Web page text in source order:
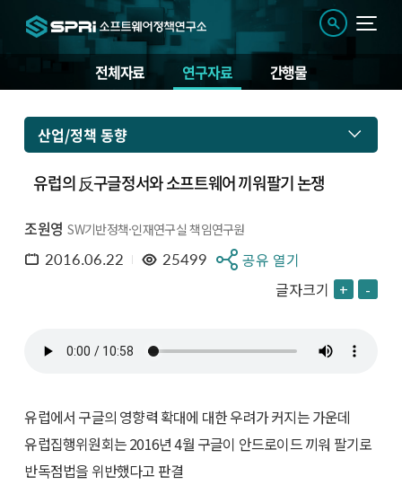
전체자료 연구자료 간행물
산업/정책 동향
유럽의 反구글정서와 소프트웨어 끼워팔기 논쟁
조원영 SW기반정책·인재연구실 책임연구원
2016.06.22 25499
공유 열기
글자크기 + -
유럽에서 구글의 영향력 확대에 대한 우려가 커지는 가운데
유럽집행위원회는 2016년 4월 구글이 안드로이드 끼워 팔기로
반독점법을 위반했다고 판결